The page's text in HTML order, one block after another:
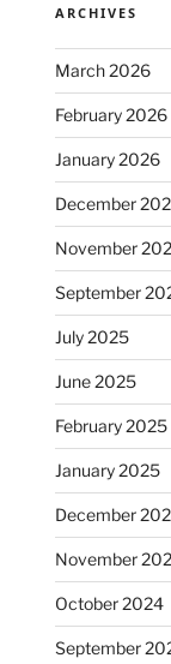
ARCHIVES
March 2026
February 2026
January 2026
December
November
September
July 2025
June 2025
February 2025
January 2025
December
November
October 2024
September